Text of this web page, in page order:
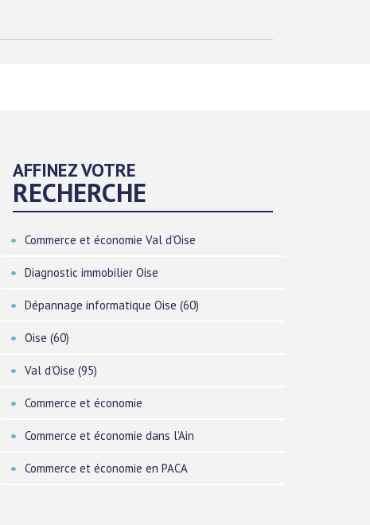
AFFINEZ VOTRE
RECHERCHE
Commerce et économie Val d'Oise
Diagnostic immobilier Oise
Dépannage informatique Oise (60)
Oise (60)
Val d'Oise (95)
Commerce et économie
Commerce et économie dans l'Ain
Commerce et économie en PACA